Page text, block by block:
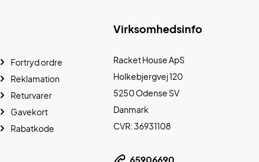
Virksomhedsinfo
Racket House ApS
Holkebjergvej 120
5250 Odense SV
Danmark
CVR: 36931108
65906690
Fortryd ordre
Reklamation
Returvarer
Gavekort
Rabatkode